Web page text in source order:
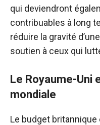
qui deviendront
contribuables à long
réduire la gravité
soutien à ceux qui
Le Royaume-Uni
mondiale
Le budget